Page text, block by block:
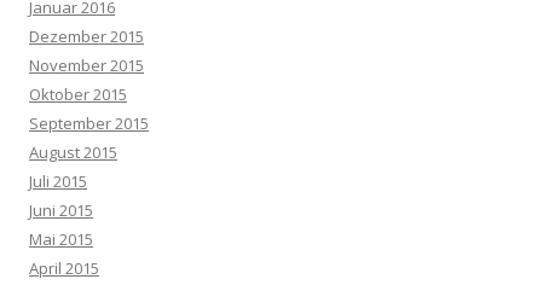
Januar 2016
Dezember 2015
November 2015
Oktober 2015
September 2015
August 2015
Juli 2015
Juni 2015
Mai 2015
April 2015